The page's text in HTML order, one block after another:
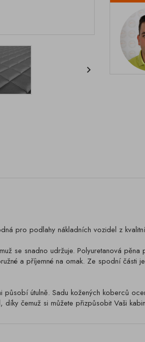

pro podlahy nákladních vozidel z
se snadno udržuje. Polyuretanová
a příjemné na omak. Ze spodní
útulně. Sadu kožených koberců
čemuž si můžete přizpůsobit Vaši